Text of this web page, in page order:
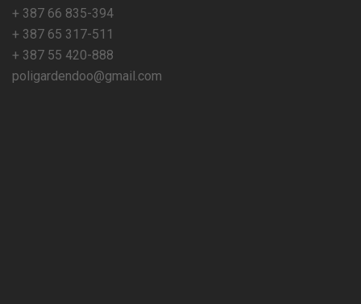
+ 387 66 835-394
+ 387 65 317-511
+ 387 55 420-888
poligardendoo@gmail.com